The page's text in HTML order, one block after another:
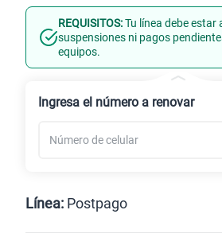
Línea Nueva
REQUISITOS:Tu línea debe estar
suspensiones ni pagos
equipos.
Ingresa el número a renovar
Línea: Postpago